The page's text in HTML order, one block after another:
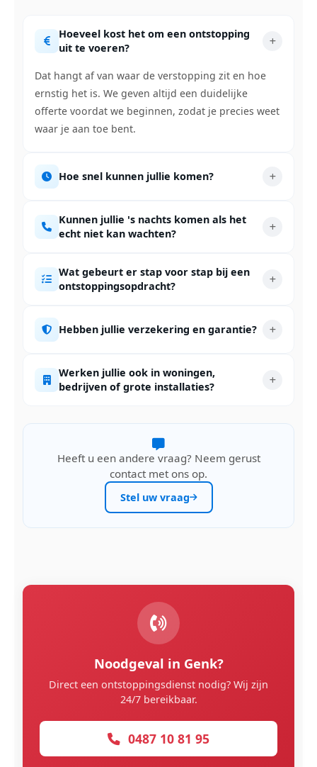
Hoeveel kost het om een ontstopping
uit te voeren?
Dat hangt af van waar de verstopping zit en hoe
ernstig het is. We geven altijd een duidelijke
offerte voordat we beginnen, zodat je precies weet
waar je aan toe bent.
Hoe snel kunnen jullie komen?
Kunnen jullie 's nachts komen als het
echt niet kan wachten?
Wat gebeurt er stap voor stap bij een
ontstoppingsopdracht?
Hebben jullie verzekering en garantie?
Werken jullie ook in woningen,
bedrijven of grote installaties?
Heeft u een andere vraag? Neem gerust
contact met ons op.
Stel uw vraag
Noodgeval in Genk?
Direct een ontstoppingsdienst nodig? Wij zijn
24/7 bereikbaar.
0487 10 81 95